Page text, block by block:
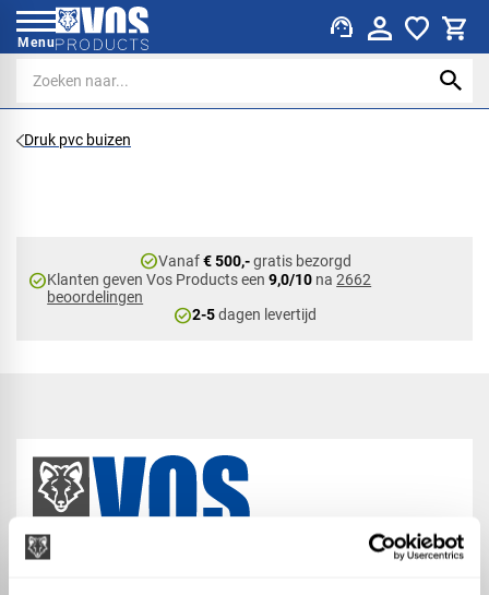
Menu support_agent
Druk pvc buizen
check_circleVanaf€ 500,-gratis bezorgd
check_circleKlanten geven Vos Products een9,0/10 na2662
beoordelingen
check_circle2-5dagen levertijd